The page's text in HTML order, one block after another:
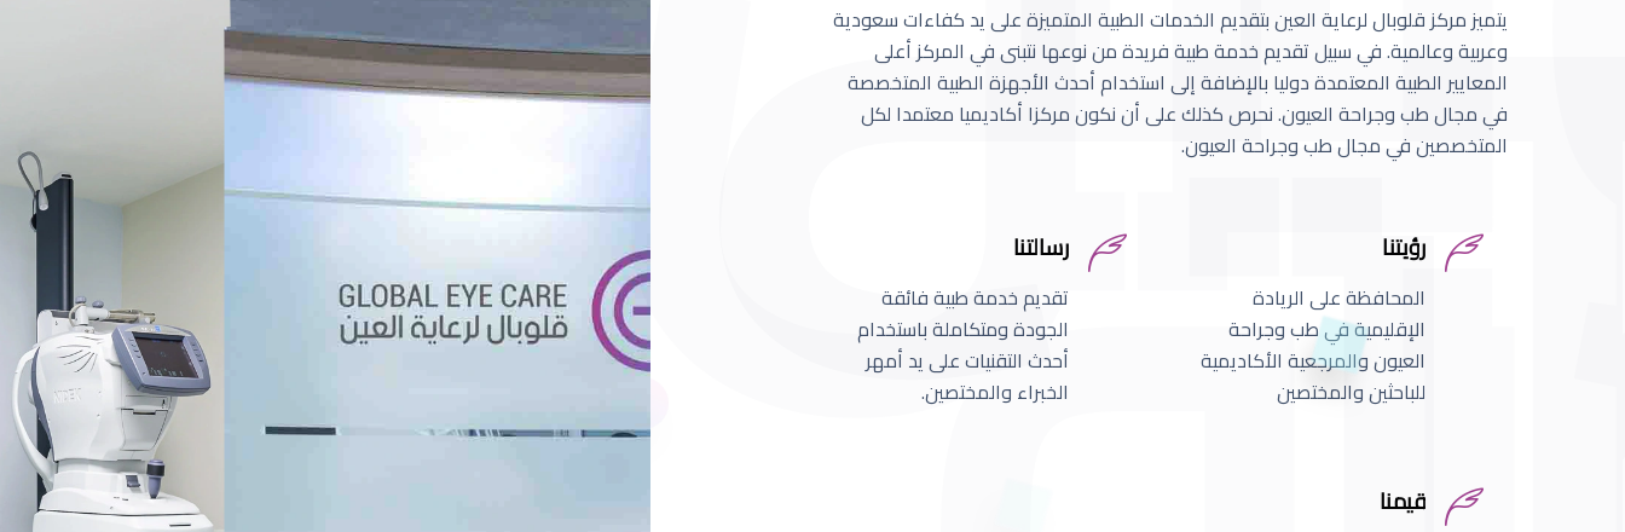
يتميز مركز قلوبال لرعاية العين بتقديم الخدمات الطبية المتميزة على يد كفاءات سعودية
وعربية وعالمية. في سبيل تقديم خدمة طبية فريدة من نوعها نتبنى في المركز أعلى
المعايير الطبية المعتمدة دوليا بالإضافة إلى استخدام أحدث الأجهزة الطبية المتخصصة
في مجال طب وجراحة العيون. نحرص كذلك على أن نكون مركزا أكاديميا معتمدا لكل
المتخصصين في مجال طب وجراحة العيون.
رؤيتنا
المحافظة على الريادة
الإقليمية في طب وجراحة
العيون والمرجعية الأكاديمية
للباحثين والمختصين
رسالتنا
تقديم خدمة طبية فائقة
الجودة ومتكاملة باستخدام
أحدث التقنيات على يد أمهر
الخبراء والمختصين.
قيمنا